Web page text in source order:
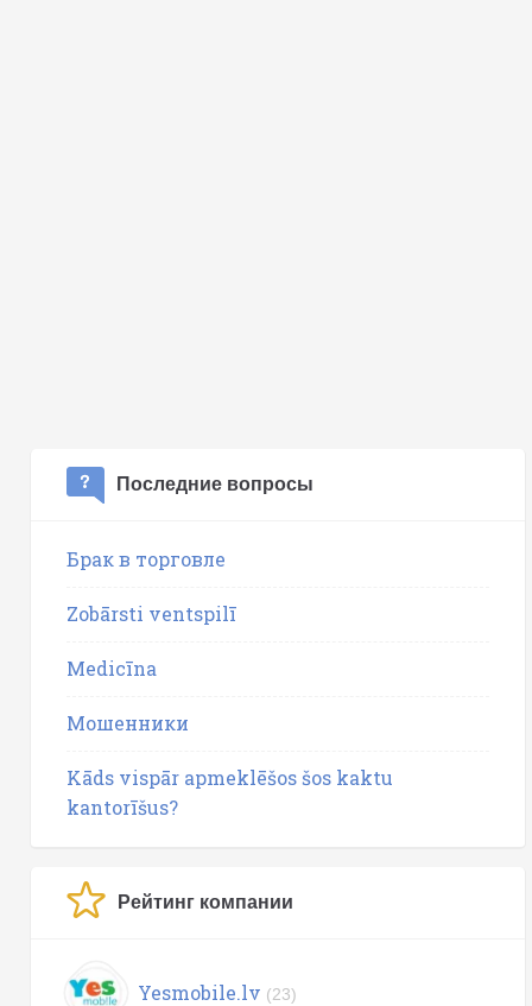
Последние вопросы
Брак в торговле
Zobārsti ventspilī
Medicīna
Мошенники
Kāds vispār apmeklēšos šos kaktu
kantorīšus?
Рейтинг компании
Yesmobile.lv (23)